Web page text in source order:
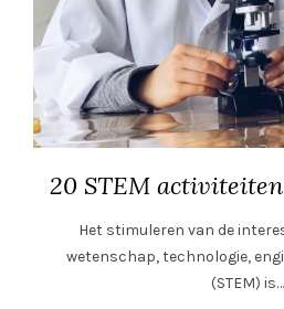
20 STEM
Het stimuleren van de
wetenschap, technologie,
(STEM) is…